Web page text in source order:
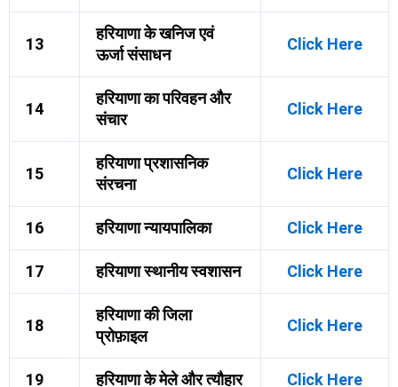
13
हरियाणा के खनिज एवं
ऊर्जा संसाधन
Click Here
14
हरियाणा का परिवहन और
संचार
Click Here
15
हरियाणा प्रशासनिक
संरचना
Click Here
16 हरियाणा न्यायपालिका Click Here
17 हरियाणा स्थानीय स्वशासन Click Here
18
हरियाणा की जिला
प्रोफ़ाइल
Click Here
19 हरियाणा के मेले और त्यौहार Click Here